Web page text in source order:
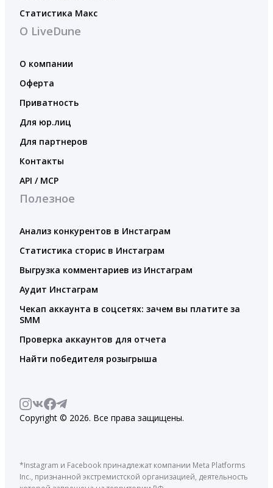
Статистика Макс
О LiveDune
О компании
Оферта
Приватность
Для юр.лиц
Для партнеров
Контакты
API / MCP
Полезное
Анализ конкурентов в Инстаграм
Статистика сторис в Инстаграм
Выгрузка комментариев из Инстаграм
Аудит Инстаграм
Чекап аккаунта в соцсетях: зачем вы платите за
SMM
Проверка аккаунтов для отчета
Найти победителя розыгрыша
Copyright © 2026. Все права защищены.
*Instagram и Facebook принадлежат компании Meta Platforms
Inc., признанной экстремистской организацией, деятельность